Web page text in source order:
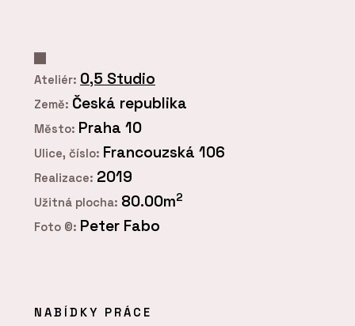
Ateliér: 0,5 Studio
Země: Česká republika
Město: Praha 10
Ulice, číslo: Francouzská 106
Realizace: 2019
Užitná plocha: 80.00m2
Foto ©: Peter Fabo
NABÍDKY PRÁCE